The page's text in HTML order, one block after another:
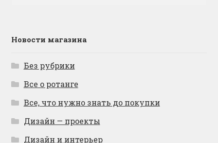
Новости магазина
Без рубрики
Все о ротанге
Все, что нужно знать до покупки
Дизайн — проекты
Дизайн и интерьер